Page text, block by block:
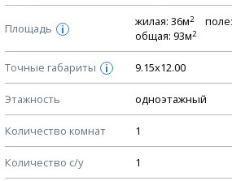
Площадь i
жилая: 36м2
общая: 93м2
Точные габариты i 9.15х12.00
Этажность одноэтажный
Количество комнат 1
Количество с/у 1
Устройство стен
Спецификация материалов стен
Схема расположения лаг чердака
Схема расположения элементов
Устройство стропильной системы
Узлы устройства кровли